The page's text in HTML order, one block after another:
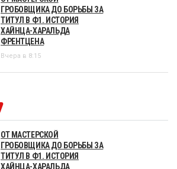
ГРОБОВЩИКА ДО БОРЬБЫ ЗА
ТИТУЛ В Ф1. ИСТОРИЯ
ХАЙНЦА-ХАРАЛЬДА
ФРЕНТЦЕНА
Вчера в 8:15
ОТ МАСТЕРСКОЙ
ГРОБОВЩИКА ДО БОРЬБЫ ЗА
ТИТУЛ В Ф1. ИСТОРИЯ
ХАЙНЦА-ХАРАЛЬДА